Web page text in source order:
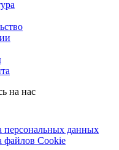
на нас
персональных данных
файлов Cookie